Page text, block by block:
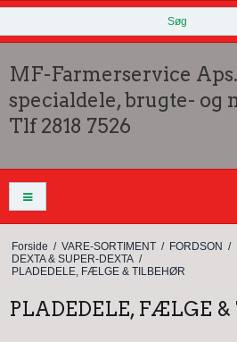
Søg
MF-Farmerservice
specialdele, brugte- og
Tlf 2818 7526
Forside / VARE-SORTIMENT / FORDSON /
DEXTA & SUPER-DEXTA /
PLADEDELE, FÆLGE & TILBEHØR
PLADEDELE, FÆLGE